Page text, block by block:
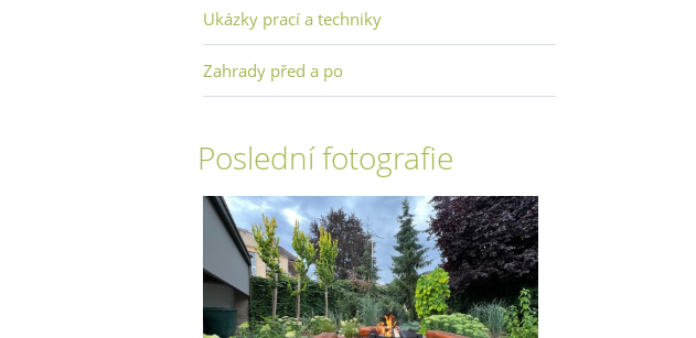
Ukázky prací a techniky
Zahrady před a po
Poslední fotografie